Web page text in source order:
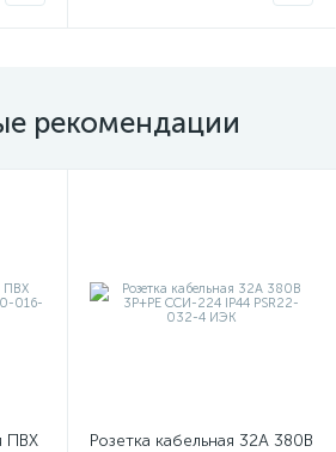
рекомендации
ПВХ
Розетка кабельная 32А 380В